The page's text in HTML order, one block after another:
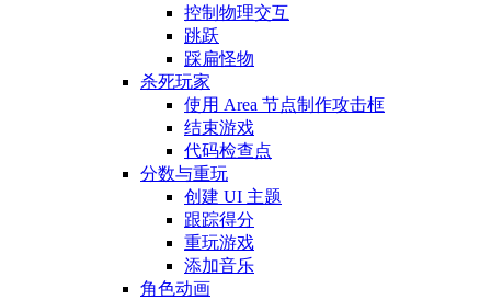
控制物理交互
跳跃
踩扁怪物
杀死玩家
使用 Area 节点制作攻击框
结束游戏
代码检查点
分数与重玩
创建 UI 主题
跟踪得分
重玩游戏
添加音乐
角色动画